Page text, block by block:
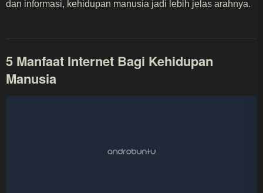
dan informasi, kehidupan manusia jadi lebih jelas arahnya.
5 Manfaat Internet Bagi Kehidupan
Manusia